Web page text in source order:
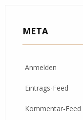
META
Anmelden
Eintrags-Feed
Kommentar-Feed